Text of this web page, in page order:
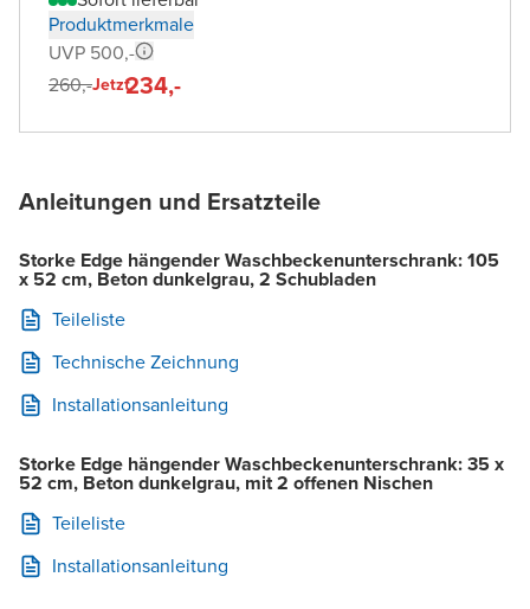
Produktmerkmale
UVP 500,-
260,-Jetzt234,-
Anleitungen und Ersatzteile
Storke Edge hängender Waschbeckenunterschrank: 105
x 52 cm, Beton dunkelgrau, 2 Schubladen
Teileliste
Technische Zeichnung
Installationsanleitung
Storke Edge hängender Waschbeckenunterschrank: 35 x
52 cm, Beton dunkelgrau, mit 2 offenen Nischen
Teileliste
Installationsanleitung